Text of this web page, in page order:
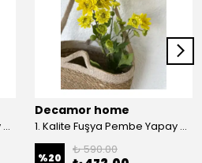
1. Kalite Fuşya Pembe Yapay Kasımpatı Dalı Çiçeği 80 cm - Pembee
Decamor home
1. Kalite Fuşya Pembe Yapay Kasımpatı Dalı Çiçeği 80 cm - Sarı
%20
₺ 590.00